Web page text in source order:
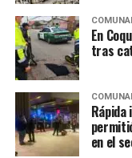
En
tras
en el